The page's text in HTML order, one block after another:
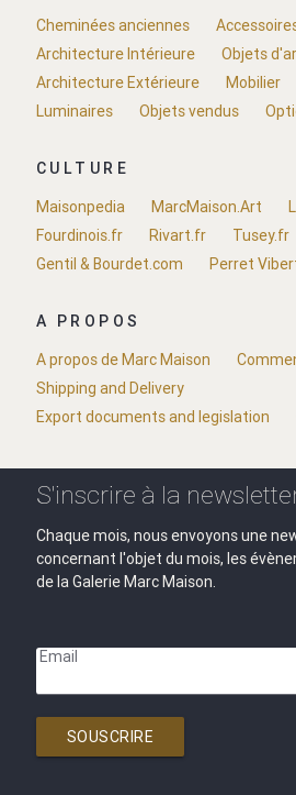
Cheminées anciennes
Architecture Intérieure
Objets
Architecture Extérieure
Mobilier
Luminaires
Objets vendus
CULTURE
Maisonpedia
MarcMaison.Art
Fourdinois.fr
Rivart.fr
Tusey.fr
Gentil & Bourdet.com
Perret
A PROPOS
A propos de Marc Maison
Shipping and Delivery
Export documents and legislation
S'inscrire à la
Chaque mois, nous envoyons une
concernant l'objet du mois, les
de la Galerie Marc Maison.
Email
SOUSCRIRE